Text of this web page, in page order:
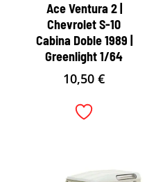
Ace Ventura 2 |
Chevrolet S-10
Cabina Doble 1989 |
Greenlight 1/64
10,50€